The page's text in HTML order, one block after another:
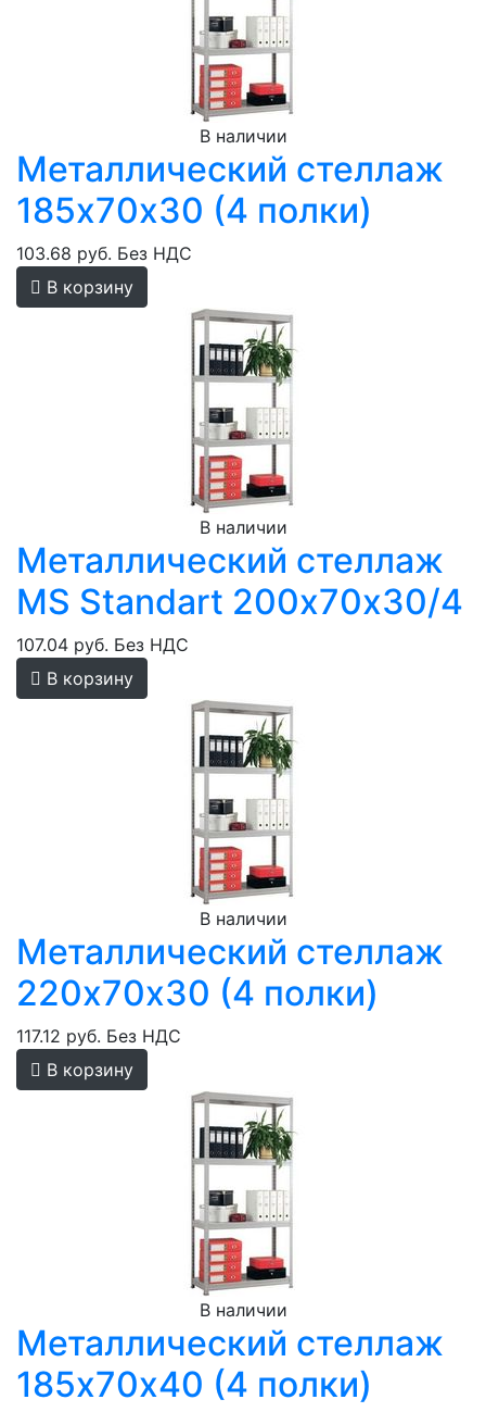
В наличии
Металлический стеллаж
185х70х30 (4 полки)
103.68 руб. Без НДС
В корзину
В наличии
Металлический стеллаж
MS Standart 200х70х30/4
107.04 руб. Без НДС
В корзину
В наличии
Металлический стеллаж
220х70х30 (4 полки)
117.12 руб. Без НДС
В корзину
В наличии
Металлический стеллаж
185х70х40 (4 полки)